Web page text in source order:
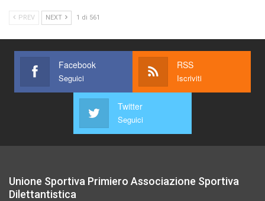
PREV NEXT 1 di 561
Facebook
Seguici
RSS
Iscriviti
Twitter
Seguici
Unione Sportiva Primiero Associazione Sportiva
Dilettantistica